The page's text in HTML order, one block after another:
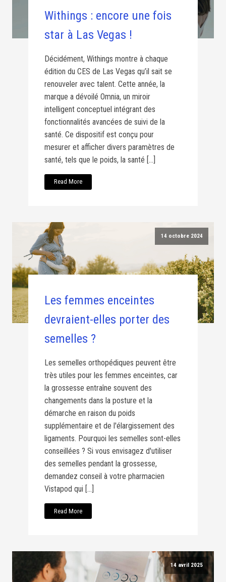
Withings : encore une fois
star à Las Vegas !
Décidément, Withings montre à chaque
édition du CES de Las Vegas qu’il sait se
renouveler avec talent. Cette année, la
marque a dévoilé Omnia, un miroir
intelligent conceptuel intégrant des
fonctionnalités avancées de suivi de la
santé. Ce dispositif est conçu pour
mesurer et afficher divers paramètres de
santé, tels que le poids, la santé […]
Read More
14 octobre 2024
Les femmes enceintes
devraient-elles porter des
semelles ?
Les semelles orthopédiques peuvent être
très utiles pour les femmes enceintes, car
la grossesse entraîne souvent des
changements dans la posture et la
démarche en raison du poids
supplémentaire et de l'élargissement des
ligaments. Pourquoi les semelles sont-elles
conseillées ? Si vous envisagez d'utiliser
des semelles pendant la grossesse,
demandez conseil à votre pharmacien
Vistapod qui […]
Read More
14 avril 2025